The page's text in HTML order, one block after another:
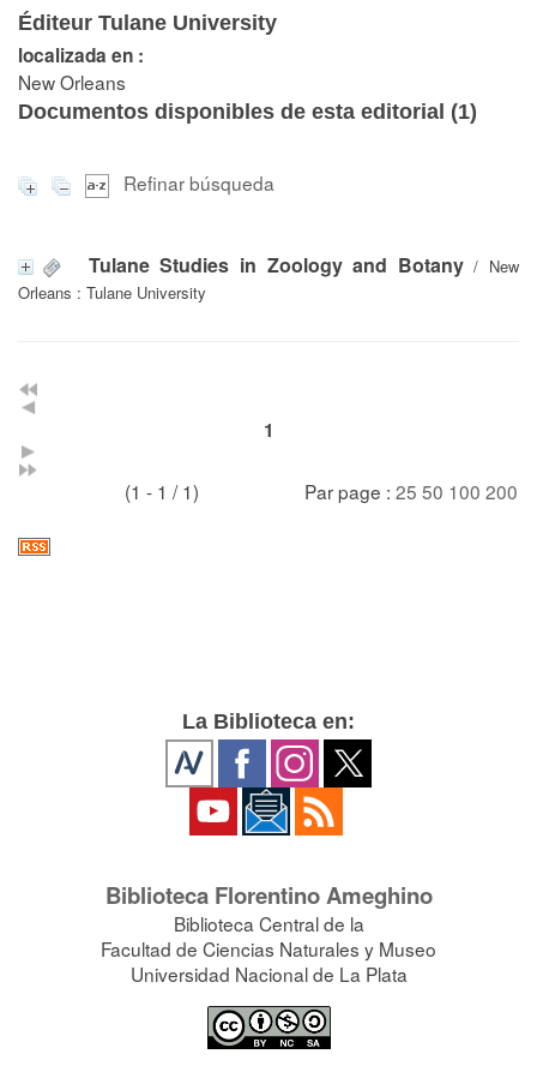
Éditeur Tulane University
localizada en :
New Orleans
Documentos disponibles de esta editorial (1)
Refinar búsqueda
Tulane Studies in Zoology and Botany/ New
Orleans : Tulane University
1
(1 - 1 / 1) Par page : 25 50 100 200
La Biblioteca en:
Biblioteca Florentino Ameghino
Biblioteca Central de la
Facultad de Ciencias Naturales y Museo
Universidad Nacional de La Plata